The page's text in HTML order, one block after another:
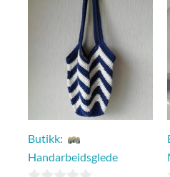
Butikk:
Handarbeidsglede